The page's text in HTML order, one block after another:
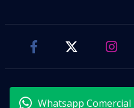
Whatsapp Comercial